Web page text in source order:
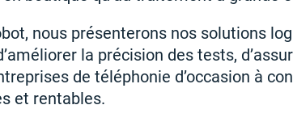
nous présenterons nos solutions
la précision des tests,
de téléphonie d’occasion à
et rentables.